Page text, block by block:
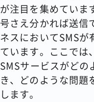
が注目を集めていま
号さえ分かれば送信
ネスにおいてSMS
ています。ここでは
SMSサービスがど
き、どのような問題
します。